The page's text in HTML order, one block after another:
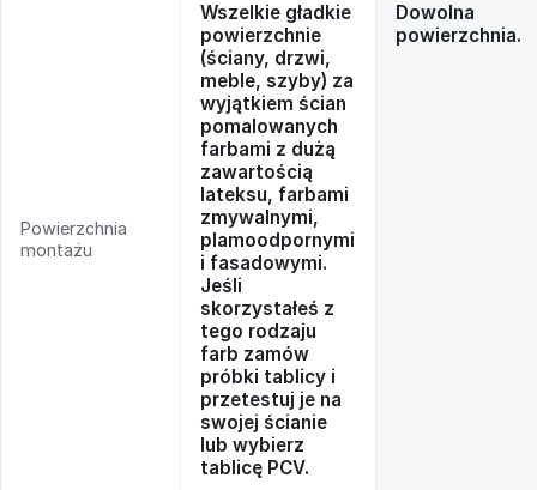
Powierzchnia
montażu
Wszelkie gładkie
powierzchnie
(ściany, drzwi,
meble, szyby) za
wyjątkiem ścian
pomalowanych
farbami z dużą
zawartością
lateksu, farbami
zmywalnymi,
plamoodpornymi
i fasadowymi.
Jeśli
skorzystałeś z
tego rodzaju
farb zamów
próbki tablicy i
przetestuj je na
swojej ścianie
lub wybierz
tablicę PCV.
Dowolna
powierzchnia.